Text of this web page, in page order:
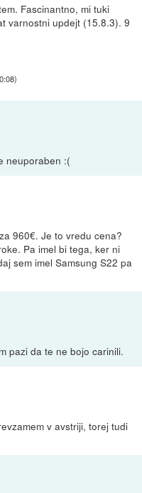
Fascinantno, mi tuki
varnostni updejt (15.8.3). 9
)
neuporaben :(
960€. Je to vredu cena?
Pa imel bi tega, ker ni
sem imel Samsung S22 pa
pazi da te ne bojo carinili.
v avstriji, torej tudi